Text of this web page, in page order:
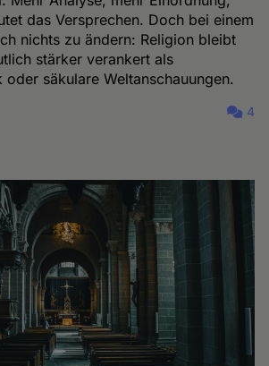
das Versprechen. Doch bei einem
nichts zu ändern: Religion bleibt
stärker verankert als
oder säkulare Weltanschauungen.
4